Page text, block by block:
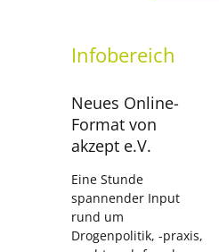
Infobereich
Neues Online-
Format von
akzept e.V.
Eine Stunde
spannender Input
rund um
Drogenpolitik, -praxis,